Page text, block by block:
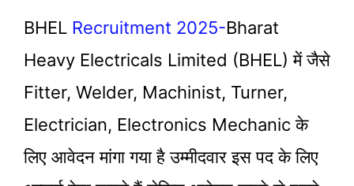
BHEL Recruitment 2025-Bharat
Heavy Electricals Limited (BHEL) में जैसे
Fitter, Welder, Machinist, Turner,
Electrician, Electronics Mechanic के
लिए आवेदन मांगा गया है उम्मीदवार इस पद के लिए